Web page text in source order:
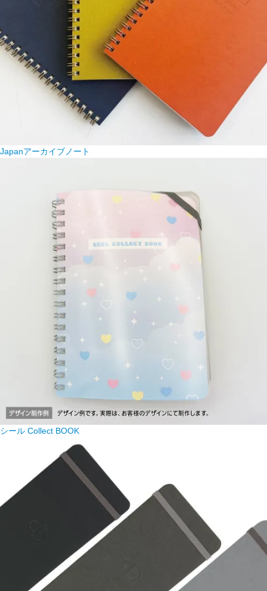
Japanアーカイブノート
シール Collect BOOK